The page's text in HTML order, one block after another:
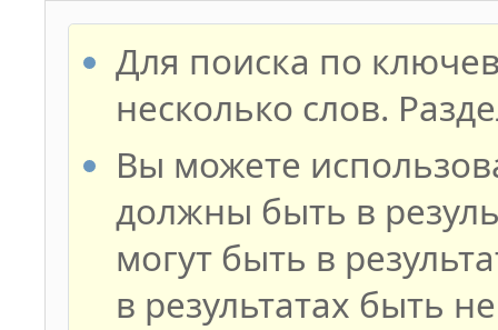
Для поиска по
несколько слов.
Вы можете
должны быть в
могут быть в
в результатах быть